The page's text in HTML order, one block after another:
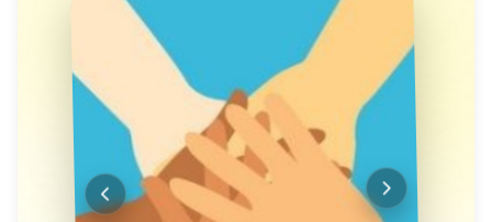
Предыдущее Следующее